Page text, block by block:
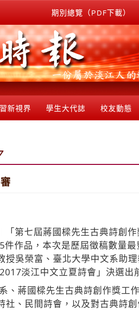
期別總覽（PDF下載）
新視界 學生大代誌 校友動態
「第七屆蔣國樑先生古典詩創
作品，本次是歷屆徵稿數量
授吳榮富、臺北大學中文系助
淡江中文立夏詩會」決選出
、蔣國樑先生古典詩創作獎工
社、民間詩會，以及對古典詩